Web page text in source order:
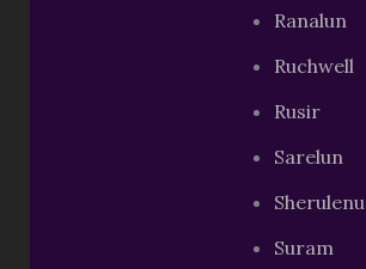
Ranalun
Ruchwell
Rusir
Sarelun
Sherulenu
Suram